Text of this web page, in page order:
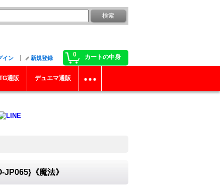
0 カートの中身
イン 新規登録
通販 デュエマ通販
《魔法》